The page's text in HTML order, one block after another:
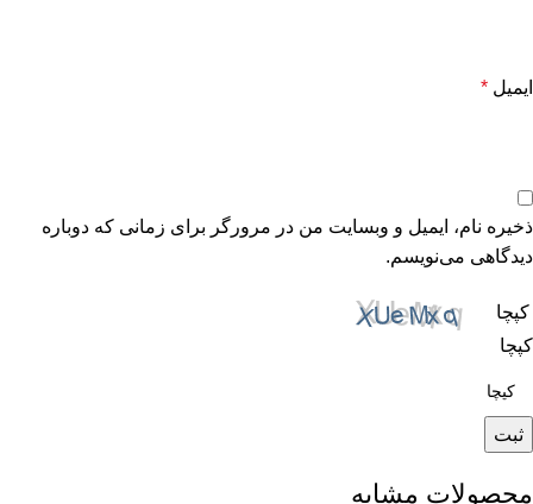
ایمیل *
ذخیره نام، ایمیل و وبسایت من در مرورگر برای زمانی که دوباره
دیدگاهی می‌نویسم.
کپچا
کپچا
محصولات مشابه